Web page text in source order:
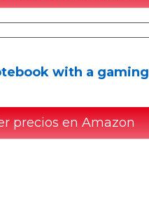
with a gaming
precios en Amazon